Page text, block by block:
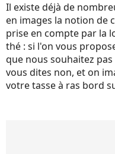
Il existe déjà de
en images la notion de
prise en compte par la
thé : si l'on vous
que nous souhaitez
vous dites non, et on
votre tasse à ras bord